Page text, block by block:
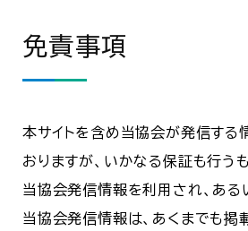
免責事項
本サイトを含め当協会が発信する
おりますが、いかなる保証も行う
当協会発信情報を利用され、ある
当協会発信情報は、あくまでも掲